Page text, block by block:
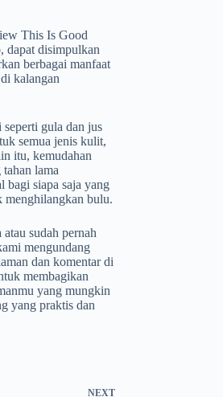
This Is Good
dapat disimpulkan
berbagai manfaat
kalangan
seperti gula dan jus
semua jenis kulit,
itu, kemudahan
lama
bagi siapa saja yang
menghilangkan bulu.
sudah pernah
mengundang
dan komentar di
membagikan
yang mungkin
yang praktis dan
NEXT